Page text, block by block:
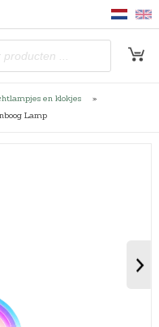
en klokjes
»
Lamp